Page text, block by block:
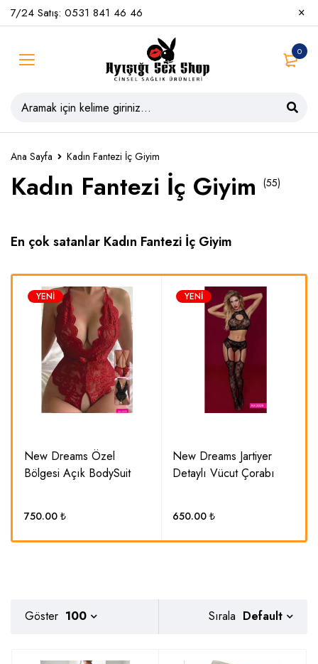
7/24 Satış: 0531 841 46 46
0
Ana Sayfa Kadın Fantezi İç Giyim
Kadın Fantezi İç Giyim (55)
En çok satanlar Kadın Fantezi İç Giyim
YENI
New Dreams Özel
Bölgesi Açık BodySuit
750.00 ₺
YENI
New Dreams Jartiyer
Detaylı Vücut Çorabı
650.00 ₺
Sırala Default
Göster 100